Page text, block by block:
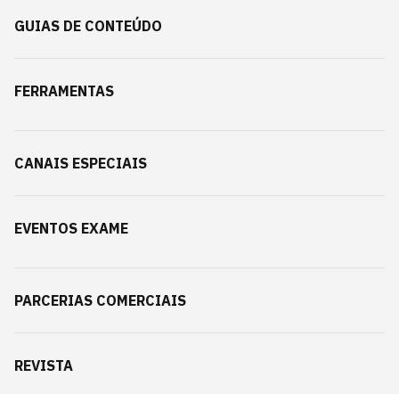
GUIAS DE CONTEÚDO
FERRAMENTAS
CANAIS ESPECIAIS
EVENTOS EXAME
PARCERIAS COMERCIAIS
REVISTA